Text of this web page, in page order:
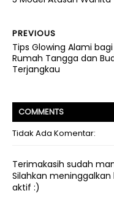
PREVIOUS
Tips Glowing Alami
Rumah Tangga dan
Terjangkau
COMMENTS
Tidak Ada Komentar:
Terimakasih sudah
Silahkan
aktif :)